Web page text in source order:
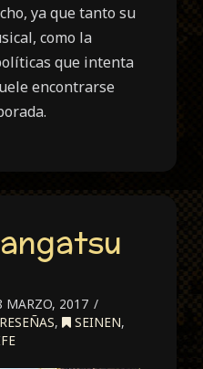
ya que tanto su
como la
que intenta
encontrarse
MARZO, 2017
RESEÑAS, SEINEN,